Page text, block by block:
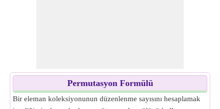
Permutasyon Formülü
Bir eleman koleksiyonunun düzenlenme sayısını hesaplamak